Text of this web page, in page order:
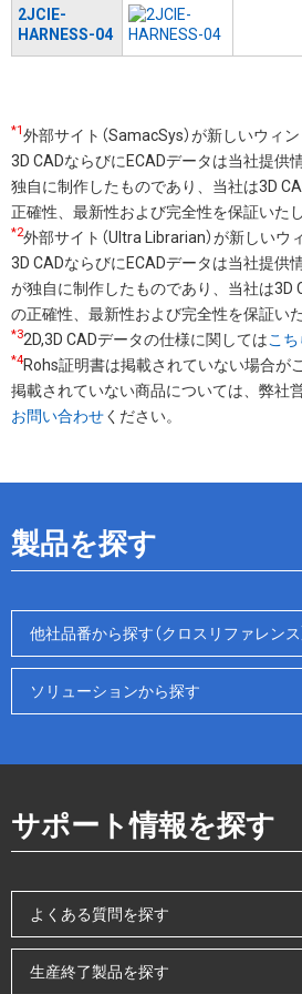
2JCIE-
HARNESS-04
*1外部サイト（SamacSys）が新しいウィ
3D CADならびにECADデータは当社提供
独自に制作したものであり、当社は3D
正確性、最新性および完全性を保証いたし
*2外部サイト（Ultra Librarian）が新しいウ
3D CADならびにECADデータは当社提供
が独自に制作したものであり、当社は3D
の正確性、最新性および完全性を保証い
*32D,3D CADデータの仕様に関してはこち
*4Rohs証明書は掲載されていない場合が
掲載されていない商品については、弊社
お問い合わせください。
製品を探す
他社品番から探す（クロスリファレンス
ソリューションから探す
サポート情報を探す
よくある質問を探す
生産終了製品を探す